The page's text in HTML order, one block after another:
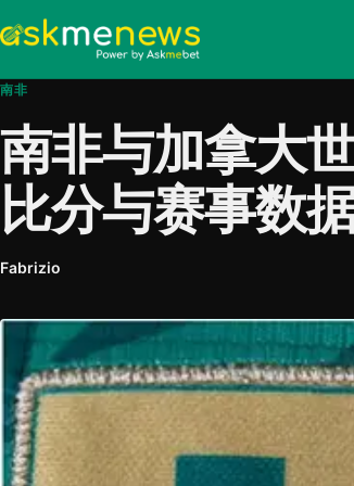
南非
南非与加拿大
比分与赛事数
Fabrizio